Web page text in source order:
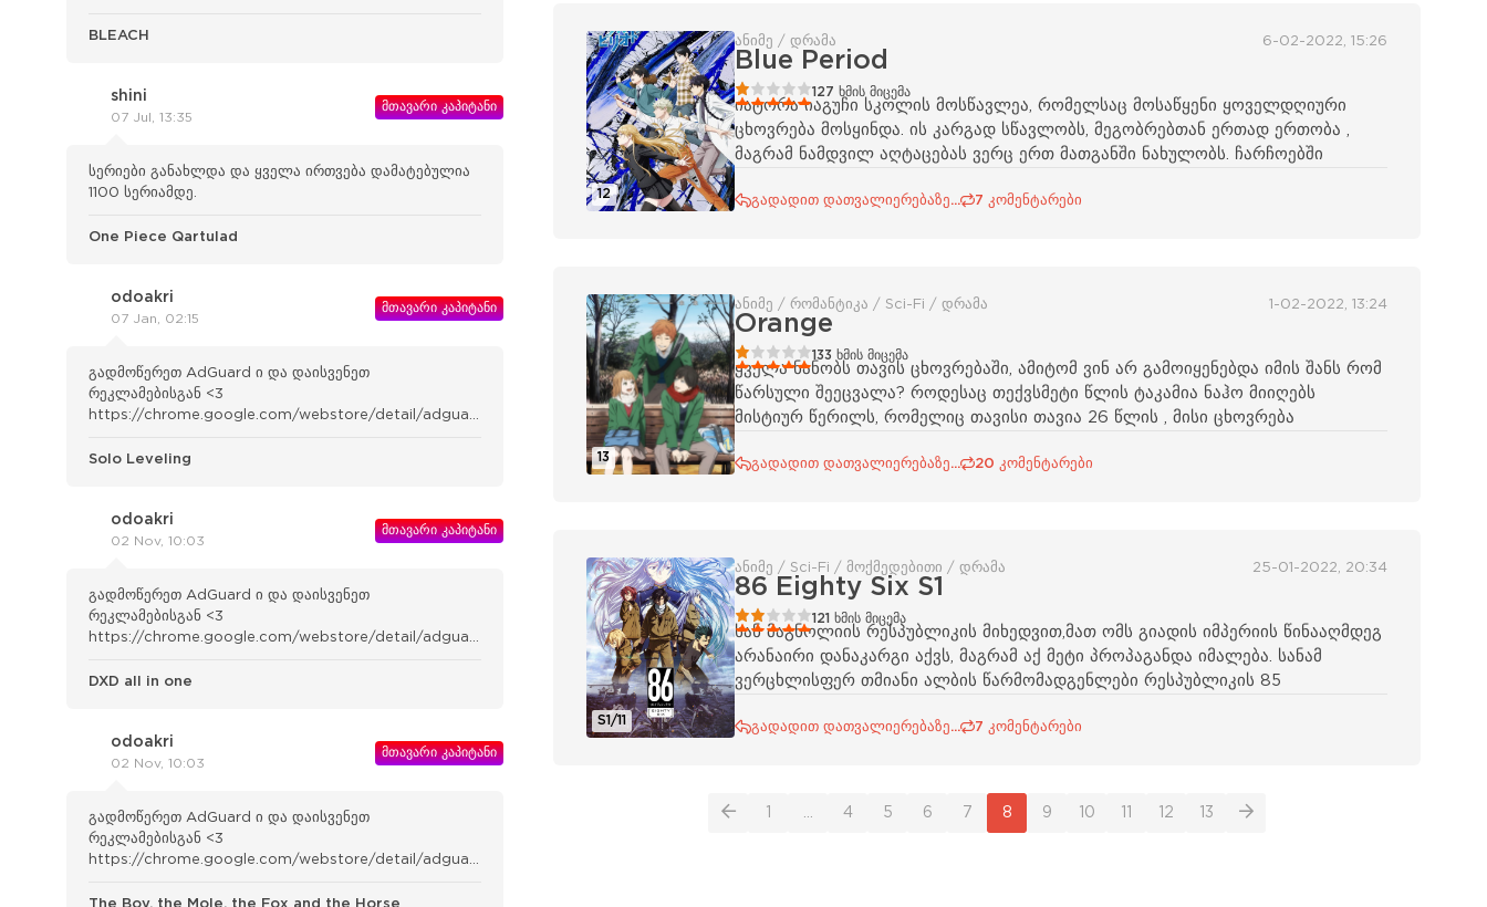
12
ანიმე / დრამა 6-02-2022, 15:26
Blue Period
1 2 3 4 5 127 ხმის მიცემა
იატორა იაგუჩი სკოლის მოსწავლეა, რომელსაც მოსაწყენი ყოველდღიური
ცხოვრება მოსყინდა. ის კარგად სწავლობს, მეგობრებთან ერთად ერთობა ,
მაგრამ ნამდვილ აღტაცებას ვერც ერთ მათგანში ნახულობს. ჩარჩოებში
გადადით დათვალიერებაზე... 7 კომენტარები
13
ანიმე / რომანტიკა / Sci-Fi / დრამა 1-02-2022, 13:24
Orange
1 2 3 4 5 133 ხმის მიცემა
ყველა ნანობს თავის ცხოვრებაში, ამიტომ ვინ არ გამოიყენებდა იმის შანს რომ
წარსული შეეცვალა? როდესაც თექვსმეტი წლის ტაკამია ნაჰო მიიღებს
მისტიურ წერილს, რომელიც თავისი თავია 26 წლის , მისი ცხოვრება
გადადით დათვალიერებაზე... 20 კომენტარები
S1/11
ანიმე / Sci-Fi / მოქმედებითი / დრამა 25-01-2022, 20:34
86 Eighty Six S1
1 2 3 4 5 121 ხმის მიცემა
სან მაგნოლიის რესპუბლიკის მიხედვით,მათ ომს გიადის იმპერიის წინააღმდეგ
არანაირი დანაკარგი აქვს, მაგრამ აქ მეტი პროპაგანდა იმალება. სანამ
ვერცხლისფერ თმიანი ალბის წარმომადგენლები რესპუბლიკის 85
გადადით დათვალიერებაზე... 7 კომენტარები
4 5 6 7 8 9 10 12 13
BLEACH
shini
07 Jul, 13:35
მთავარი კაპიტანი
სერიები განახლდა და ყველა ირთვება დამატებულია
1100 სერიამდე.
One Piece Qartulad
odoakri
07 Jan, 02:15
მთავარი კაპიტანი
გადმოწერეთ AdGuard ი და დაისვენეთ
რეკლამებისგან <3
https://chrome.google.com/webstore/detail/adguard-
Solo Leveling
odoakri
02 Nov, 10:03
მთავარი კაპიტანი
გადმოწერეთ AdGuard ი და დაისვენეთ
რეკლამებისგან <3
https://chrome.google.com/webstore/detail/adguard-
DXD all in one
odoakri
02 Nov, 10:03
მთავარი კაპიტანი
გადმოწერეთ AdGuard ი და დაისვენეთ
რეკლამებისგან <3
https://chrome.google.com/webstore/detail/adguard-
The Boy, the Mole, the Fox and the Horse